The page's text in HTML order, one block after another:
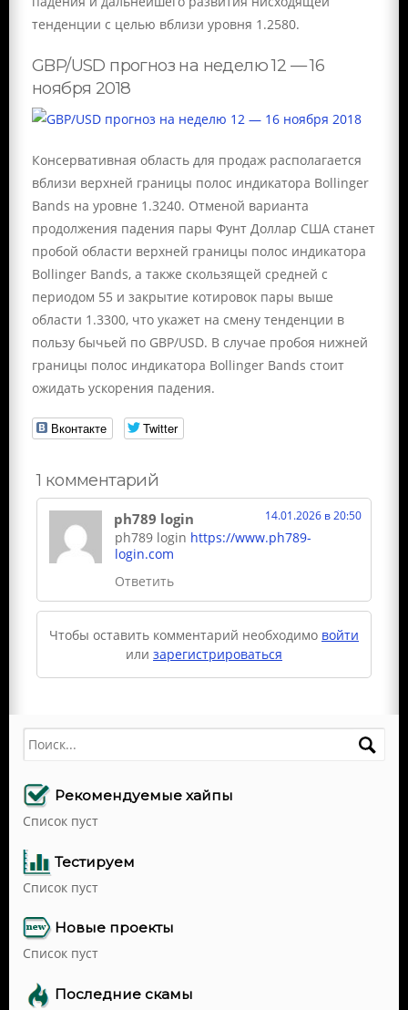
тенденции с целью вблизи уровня 1.2580.
GBP/USD прогноз на неделю 12 — 16
ноября 2018
Консервативная область для продаж располагается
вблизи верхней границы полос индикатора Bollinger
Bands на уровне 1.3240. Отменой варианта
продолжения падения пары Фунт Доллар США станет
пробой области верхней границы полос индикатора
Bollinger Bands, а также скользящей средней с
периодом 55 и закрытие котировок пары выше
области 1.3300, что укажет на смену тенденции в
пользу бычьей по GBP/USD. В случае пробоя нижней
границы полос индикатора Bollinger Bands стоит
ожидать ускорения падения.
Вконтакте Twitter
1 комментарий
ph789 login 14.01.2026 в 20:50
ph789 login https://www.ph789-
login.com
Ответить
Чтобы оставить комментарий необходимо войти
или зарегистрироваться
Поиск
Рекомендуемые хайпы
Список пуст
Тестируем
Список пуст
Новые проекты
Список пуст
Последние скамы